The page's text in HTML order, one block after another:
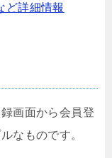
ど詳細情報
画面から会員登
なものです。